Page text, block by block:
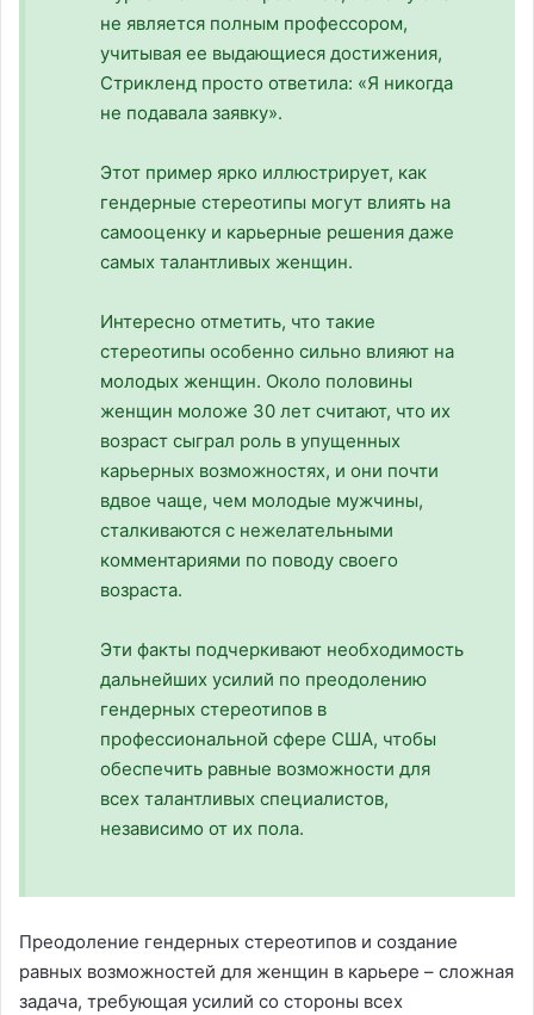
не является полным профессором,
учитывая ее выдающиеся достижения,
Стрикленд просто ответила: «Я никогда
не подавала заявку».
Этот пример ярко иллюстрирует, как
гендерные стереотипы могут влиять на
самооценку и карьерные решения даже
самых талантливых женщин.
Интересно отметить, что такие
стереотипы особенно сильно влияют на
молодых женщин. Около половины
женщин моложе 30 лет считают, что их
возраст сыграл роль в упущенных
карьерных возможностях, и они почти
вдвое чаще, чем молодые мужчины,
сталкиваются с нежелательными
комментариями по поводу своего
возраста.
Эти факты подчеркивают необходимость
дальнейших усилий по преодолению
гендерных стереотипов в
профессиональной сфере США, чтобы
обеспечить равные возможности для
всех талантливых специалистов,
независимо от их пола.
Преодоление гендерных стереотипов и создание
равных возможностей для женщин в карьере – сложная
задача, требующая усилий со стороны всех